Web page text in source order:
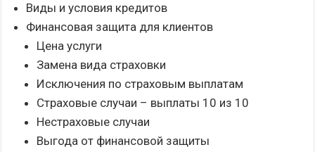
Виды и условия кредитов
Финансовая защита для клиентов
Цена услуги
Замена вида страховки
Исключения по страховым выплатам
Страховые случаи – выплаты 10 из 10
Нестраховые случаи
Выгода от финансовой защиты